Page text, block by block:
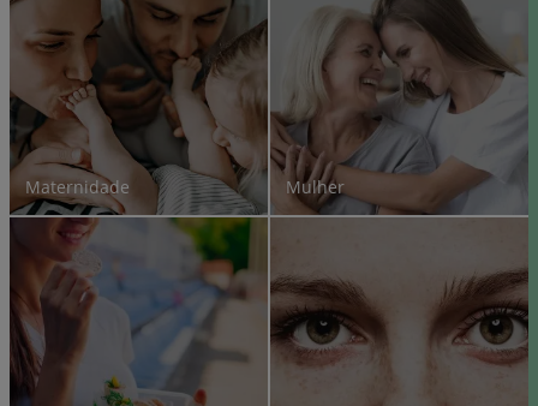
Maternidade Mulher